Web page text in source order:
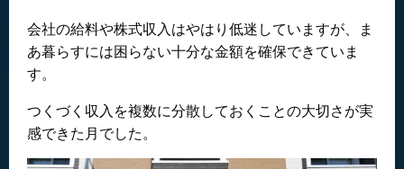
会社の給料や株式収入はやはり低迷していますが、ま
あ暮らすには困らない十分な金額を確保できていま
す。
つくづく収入を複数に分散しておくことの大切さが実
感できた月でした。